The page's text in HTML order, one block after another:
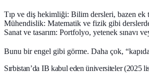
Tıp ve diş hekimliği: Bilim dersleri, bazen ek
Mühendislik: Matematik ve fizik gibi
Sanat ve tasarım: Portfolyo, yetenek sınavı
Bunu bir engel gibi görme. Daha çok,
Sırbistan’da IB kabul eden üniversiteler (2025